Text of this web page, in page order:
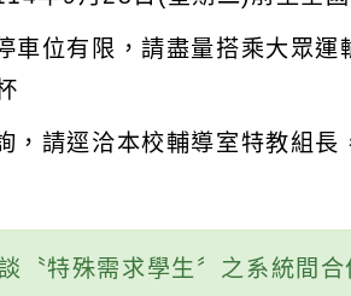
車位有限，請盡量搭乘大眾
，請逕洽本校輔導室特教組
〝特殊需求學生〞之系統間